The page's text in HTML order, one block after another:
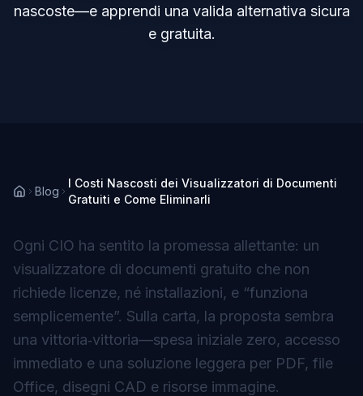
nascoste—e apprendi una valida alternativa sicura
e gratuita.
Blog
I Costi Nascosti dei Visualizzatori di Documenti
Gratuiti e Come Eliminarli
Ogni CIO ha sentito la promessa allettante: un
visualizzatore di documenti gratuito che non
richiede licenze, né installazioni, e “funziona
semplicemente”. Sulla carta, la proposta sembra
una vittoria‑vittoria—spesa iniziale zero, accesso
immediato e una soluzione leggera per PDF, file
Office, disegni CAD e risorse immagine.